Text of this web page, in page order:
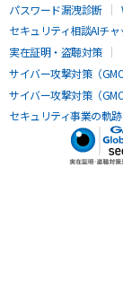
パスワード漏洩診断
セキュリティ相談AIチャ
実在証明・盗聴対策
サイバー攻撃対策（
サイバー攻撃対策（GMO
セキュリティ事業の軌跡